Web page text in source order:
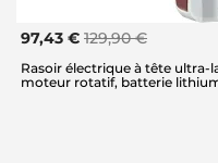
97,43 € 129,90 €
Rasoir électrique à tête ultra-
moteur rotatif, batterie lithium